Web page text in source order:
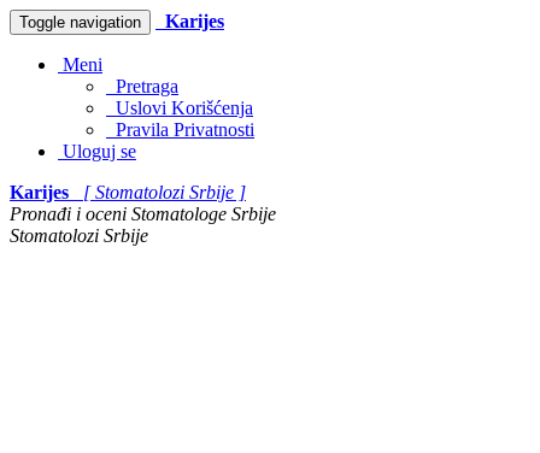
Toggle navigation Karijes
Meni
Pretraga
Uslovi Korišćenja
Pravila Privatnosti
Uloguj se
Karijes
[ Stomatolozi Srbije ]
Pronađi i oceni Stomatologe Srbije
Stomatolozi Srbije